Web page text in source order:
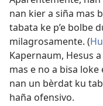
nan kier a siña mas
tabata ke p’e bolbe
milagrosamente. (
Kapernaum, Hesus
mas e no a bisa
nan un bèrdat ku
haña ofensivo.